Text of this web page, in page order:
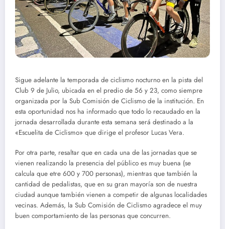
Sigue adelante la temporada de ciclismo nocturno en la pista del
Club 9 de Julio, ubicada en el predio de 56 y 23, como siempre
organizada por la Sub Comisión de Ciclismo de la institución. En
esta oportunidad nos ha informado que todo lo recaudado en la
jornada desarrollada durante esta semana será destinado a la
«Escuelita de Ciclismo» que dirige el profesor Lucas Vera.
Por otra parte, resaltar que en cada una de las jornadas que se
vienen realizando la presencia del público es muy buena (se
calcula que etre 600 y 700 personas), mientras que también la
cantidad de pedalistas, que en su gran mayoría son de nuestra
ciudad aunque también vienen a competir de algunas localidades
vecinas. Además, la Sub Comisión de Ciclismo agradece el muy
buen comportamiento de las personas que concurren.